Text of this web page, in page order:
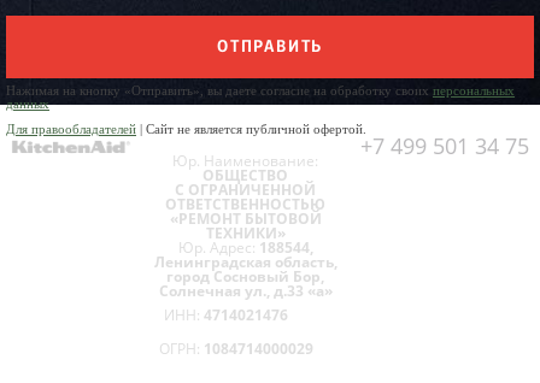
ОТПРАВИТЬ
Нажимая на кнопку «Отправить», вы даете согласие на обработку своих персональных
данных
Для правообладателей | Сайт не является публичной офертой.
+7 499 501 34 75
Юр. Наименование:
ОБЩЕСТВО
С ОГРАНИЧЕННОЙ
ОТВЕТСТВЕННОСТЬЮ
«РЕМОНТ БЫТОВОЙ
ТЕХНИКИ»
Юр. Адрес: 188544,
Ленинградская область,
город Сосновый Бор,
Солнечная ул., д.33 «а»
ИНН: 4714021476
ОГРН: 1084714000029